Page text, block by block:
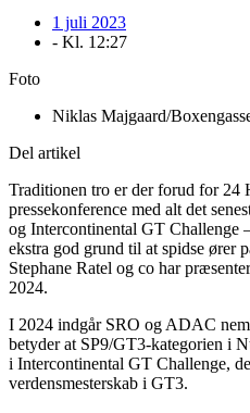
1 juli 2023
- Kl. 12:27
Foto
Niklas Majgaard/
Del artikel
Traditionen tro er der forud for 24
pressekonference med alt det
og Intercontinental GT Challenge
ekstra god grund til at spidse ører
Stephane Ratel og co har
2024.
I 2024 indgår SRO og ADAC
betyder at SP9/GT3-kategorien i
i Intercontinental GT Challenge,
verdensmesterskab i GT3.